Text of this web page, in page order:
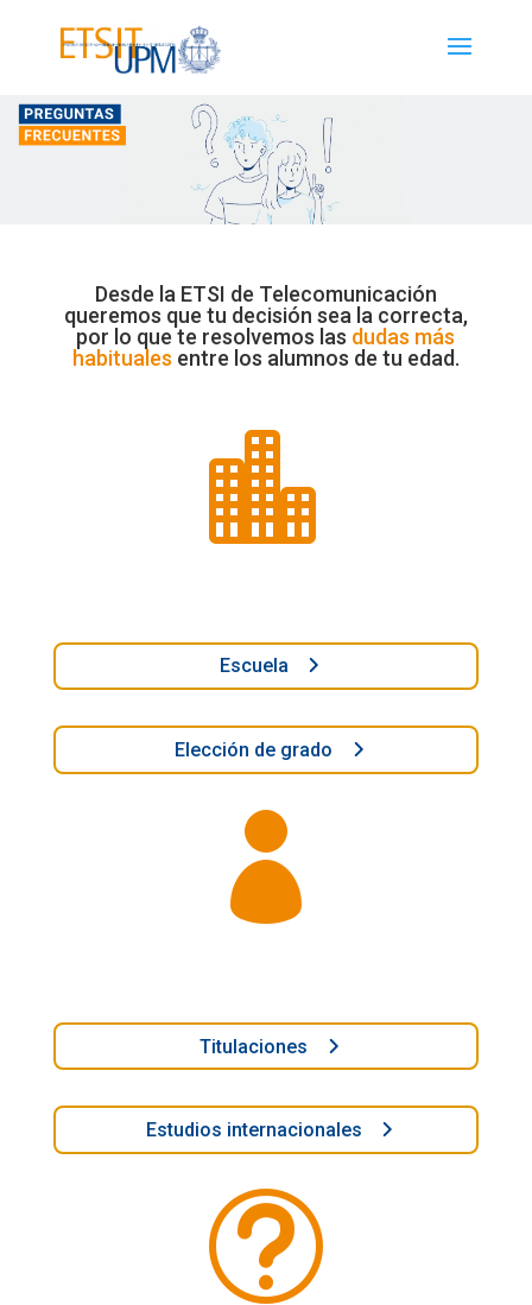
Desde la ETSI de Telecomunicación
queremos que tu decisión sea la correcta,
por lo que te resolvemos las dudas más
habituales entre los alumnos de tu edad.

Escuela
Elección de grado

Titulaciones
Estudios internacionales
t